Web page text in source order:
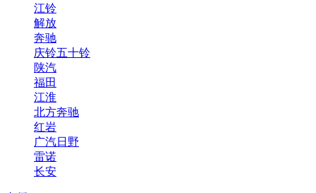
江铃
解放
奔驰
庆铃五十铃
陕汽
福田
江淮
北方奔驰
红岩
广汽日野
雷诺
长安